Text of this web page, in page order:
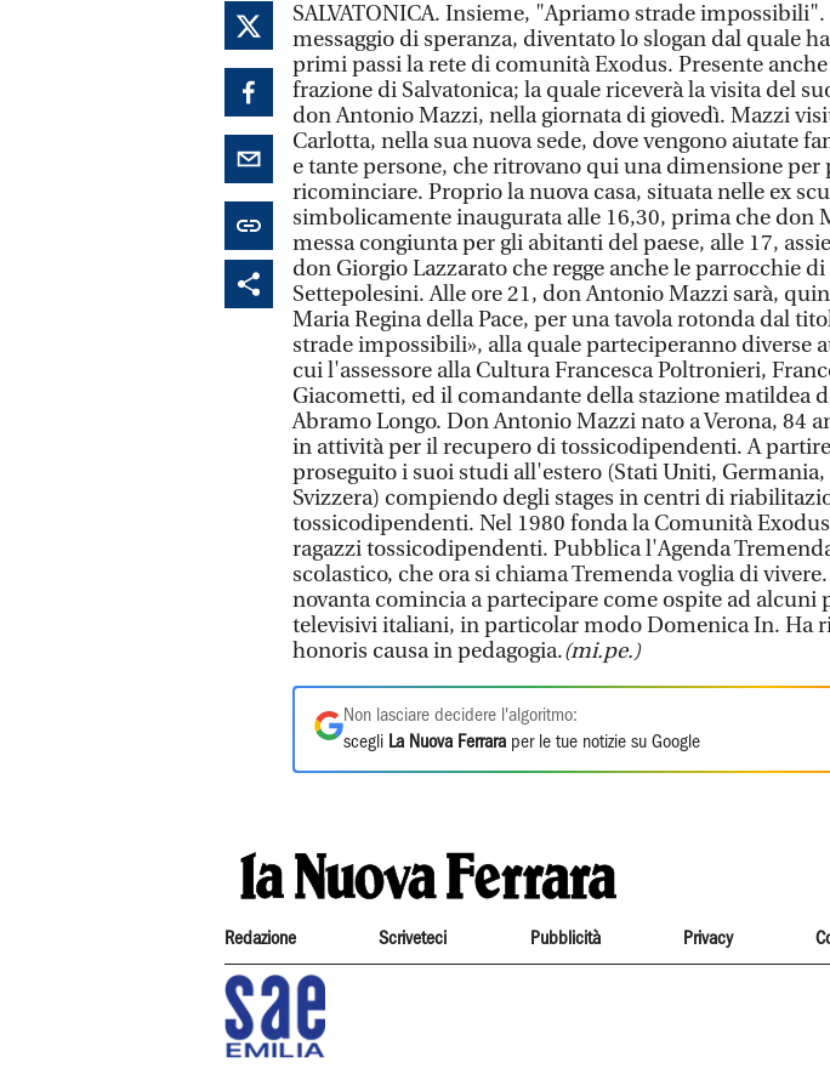
SALVATONICA. Insieme, "Apriamo strade
messaggio di speranza, diventato lo slogan dal quale
primi passi la rete di comunità Exodus. Presente
frazione di Salvatonica; la quale riceverà la visita del
don Antonio Mazzi, nella giornata di giovedì. Mazzi
Carlotta, nella sua nuova sede, dove vengono aiutate
e tante persone, che ritrovano qui una dimensione per
ricominciare. Proprio la nuova casa, situata nelle ex
simbolicamente inaugurata alle 16,30, prima che don
messa congiunta per gli abitanti del paese, alle 17,
don Giorgio Lazzarato che regge anche le parrocchie di
Settepolesini. Alle ore 21, don Antonio Mazzi sarà,
Maria Regina della Pace, per una tavola rotonda dal
strade impossibili», alla quale parteciperanno diverse
cui l'assessore alla Cultura Francesca Poltronieri,
Giacometti, ed il comandante della stazione matildea
Abramo Longo. Don Antonio Mazzi nato a Verona, 84
in attività per il recupero di tossicodipendenti. A
proseguito i suoi studi all'estero (Stati Uniti, Germania,
Svizzera) compiendo degli stages in centri di
tossicodipendenti. Nel 1980 fonda la Comunità
ragazzi tossicodipendenti. Pubblica l'Agenda
scolastico, che ora si chiama Tremenda voglia di
novanta comincia a partecipare come ospite ad alcuni
televisivi italiani, in particolar modo Domenica In. Ha
honoris causa in pedagogia.(mi.pe.)
Non lasciare decidere l'algoritmo:
scegli La Nuova Ferrara per le tue notizie su Google
Redazione Scriveteci Pubblicità Privacy